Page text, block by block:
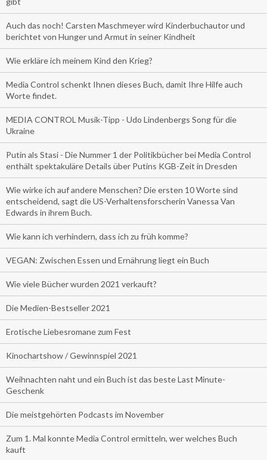
Auch das noch! Carsten Maschmeyer wird Kinderbuchautor und
berichtet von Hunger und Armut in seiner Kindheit
Wie erkläre ich meinem Kind den Krieg?
Media Control schenkt Ihnen dieses Buch, damit Ihre Hilfe auch
Worte findet.
MEDIA CONTROL Musik-Tipp - Udo Lindenbergs Song für die
Ukraine
Putin als Stasi - Die Nummer 1 der Politikbücher bei Media Control
enthält spektakuläre Details über Putins KGB-Zeit in Dresden
Wie wirke ich auf andere Menschen? Die ersten 10 Worte sind
entscheidend, sagt die US-Verhaltensforscherin Vanessa Van
Edwards in ihrem Buch.
Wie kann ich verhindern, dass ich zu früh komme?
VEGAN: Zwischen Essen und Ernährung liegt ein Buch
Wie viele Bücher wurden 2021 verkauft?
Die Medien-Bestseller 2021
Erotische Liebesromane zum Fest
Kinochartshow / Gewinnspiel 2021
Weihnachten naht und ein Buch ist das beste Last Minute-
Geschenk
Die meistgehörten Podcasts im November
Zum 1. Mal konnte Media Control ermitteln, wer welches Buch
kauft